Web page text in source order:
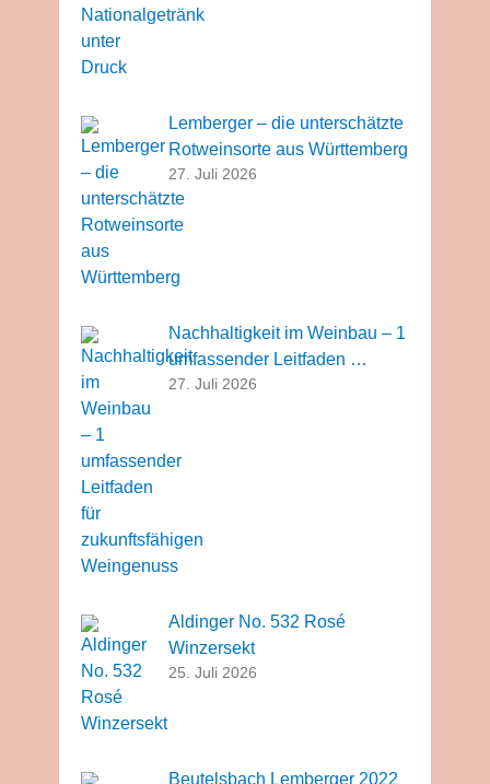
Lemberger – die unterschätzte
Rotweinsorte aus Württemberg
27. Juli 2026
Nachhaltigkeit im Weinbau – 1
umfassender Leitfaden …
27. Juli 2026
Aldinger No. 532 Rosé
Winzersekt
25. Juli 2026
Beutelsbach Lemberger 2022